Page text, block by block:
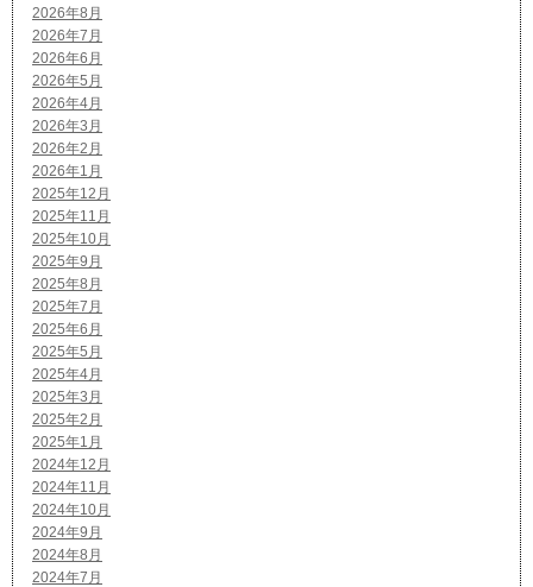
2026年8月
2026年7月
2026年6月
2026年5月
2026年4月
2026年3月
2026年2月
2026年1月
2025年12月
2025年11月
2025年10月
2025年9月
2025年8月
2025年7月
2025年6月
2025年5月
2025年4月
2025年3月
2025年2月
2025年1月
2024年12月
2024年11月
2024年10月
2024年9月
2024年8月
2024年7月